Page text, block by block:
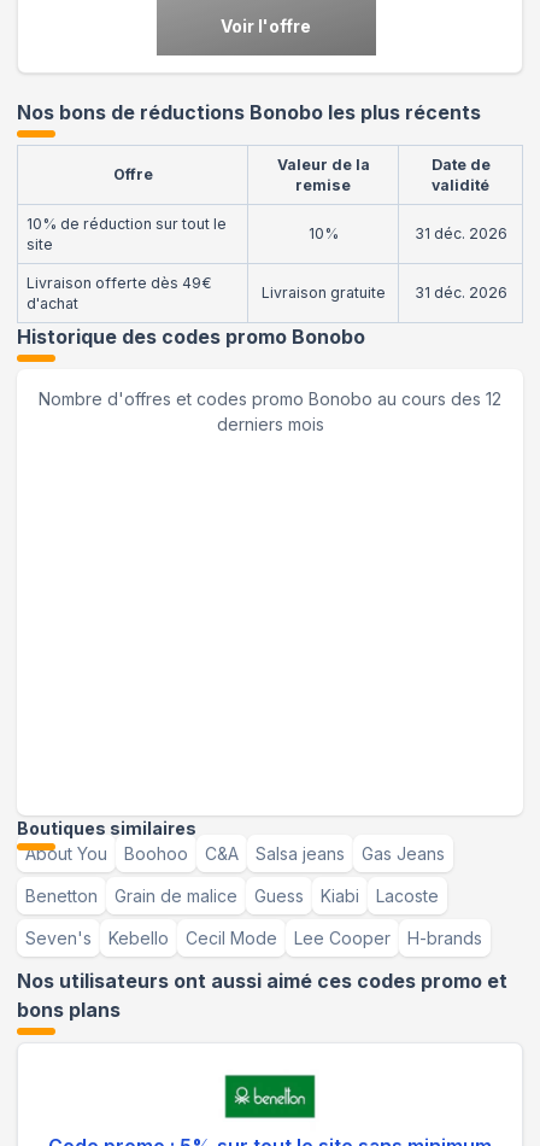
Voir l'offre
Nos bons de réductions Bonobo les plus récents
Offre
Valeur de la
remise
Date de
validité
10% de réduction sur tout le
site
10% 31 déc. 2026
Livraison offerte dès 49€
d'achat
Livraison gratuite 31 déc. 2026
Historique des codes promo Bonobo
Nombre d'offres et codes promo Bonobo au cours des 12
derniers mois
Boutiques similaires
About You
Boohoo C&A Salsa jeans Gas Jeans
Benetton Grain de malice Guess Kiabi Lacoste
Seven's Kebello Cecil Mode Lee Cooper H-brands
Nos utilisateurs ont aussi aimé ces codes promo et
bons plans